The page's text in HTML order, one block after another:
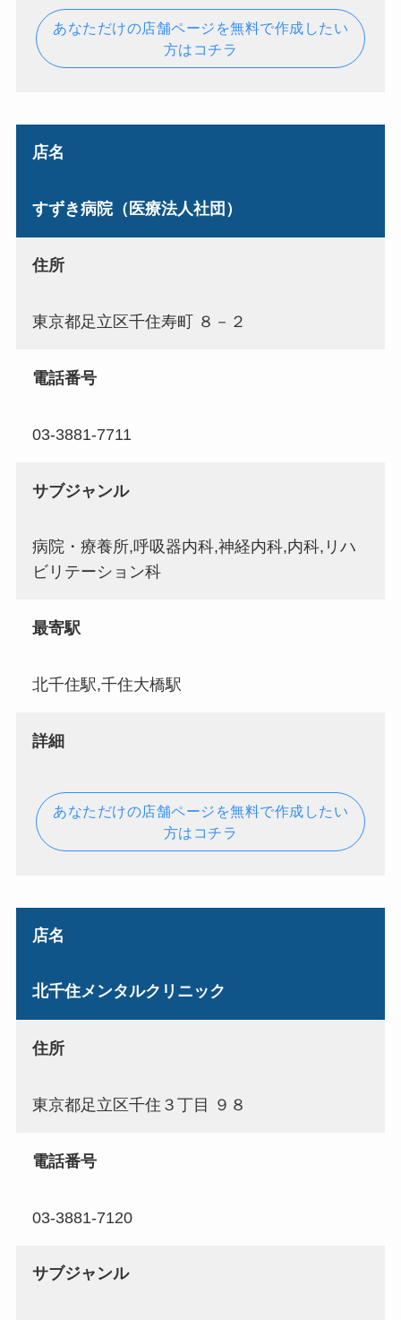
あなただけの店舗ページを無料で作成したい
方はコチラ
店名
すずき病院（医療法人社団）
住所
東京都足立区千住寿町 ８－２
電話番号
03-3881-7711
サブジャンル
病院・療養所,呼吸器内科,神経内科,内科,リハ
ビリテーション科
最寄駅
北千住駅,千住大橋駅
詳細
あなただけの店舗ページを無料で作成したい
方はコチラ
店名
北千住メンタルクリニック
住所
東京都足立区千住３丁目 ９８
電話番号
03-3881-7120
サブジャンル